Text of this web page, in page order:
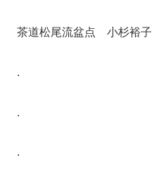
茶道松尾流盆点 小杉裕子
.
.
.